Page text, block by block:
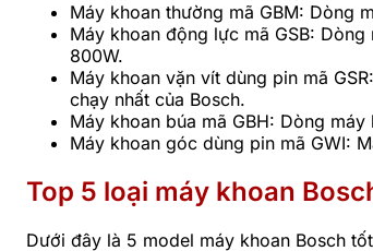
Máy khoan thường mã GBM: Dòng
Máy khoan động lực mã GSB:
800W.
Máy khoan vặn vít dùng pin mã
chạy nhất của Bosch.
Máy khoan búa mã GBH: Dòng
Máy khoan góc dùng pin mã GWI:
Top 5 loại máy khoan
Dưới đây là 5 model máy khoan Bosch